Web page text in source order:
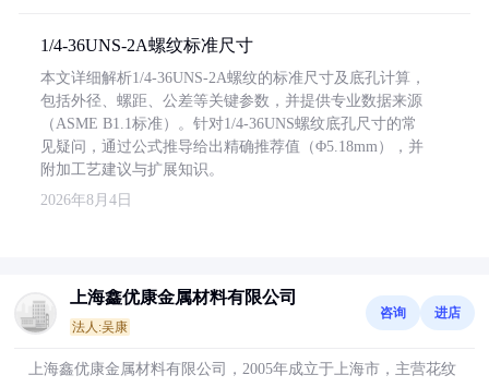
1/4-36UNS-2A螺纹标准尺寸
本文详细解析1/4-36UNS-2A螺纹的标准尺寸及底孔计算，
包括外径、螺距、公差等关键参数，并提供专业数据来源
（ASME B1.1标准）。针对1/4-36UNS螺纹底孔尺寸的常
见疑问，通过公式推导给出精确推荐值（Φ5.18mm），并
附加工艺建议与扩展知识。
2026年8月4日
上海鑫优康金属材料有限公司
法人:吴康
咨询 进店
上海鑫优康金属材料有限公司，2005年成立于上海市，主营花纹